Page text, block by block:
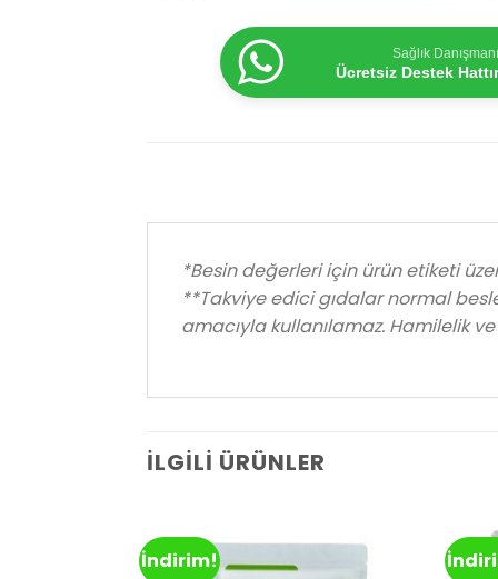
Sağlık Danışmanı
Ücretsiz Destek
*Besin değerleri için ürün etiketi
**Takviye edici gıdalar normal
amacıyla kullanılamaz. Hamilelik
İLGILI ÜRÜNLER
İndirim!